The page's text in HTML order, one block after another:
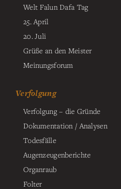
Welt Falun Dafa Tag
25. April
20. Juli
Grüße an den Meister
Meinungsforum
Verfolgung
Verfolgung – die Gründe
Dokumentation / Analysen
Todesfälle
Augenzeugenberichte
Organraub
Folter